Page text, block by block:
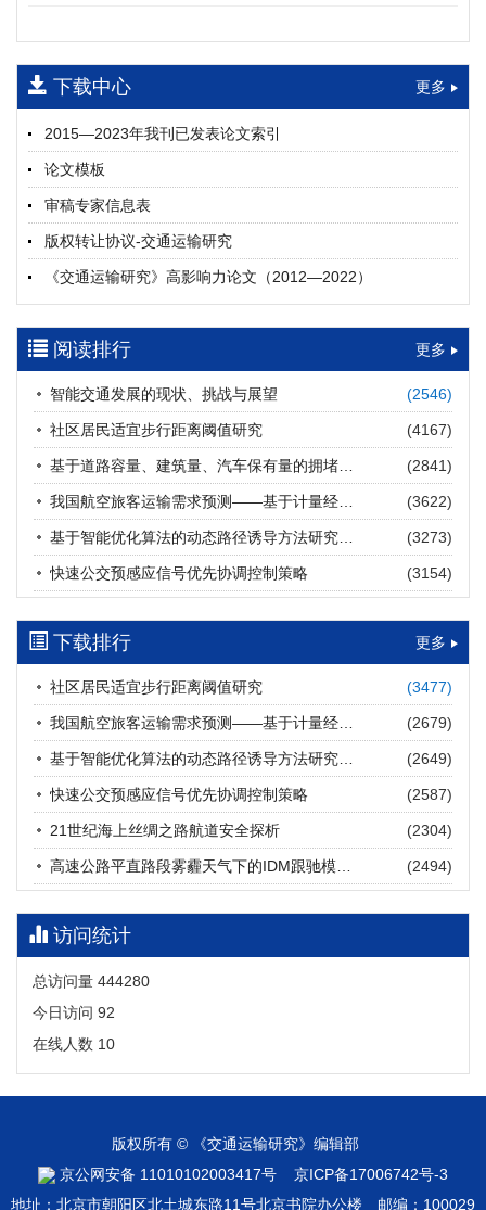
师瑞峰, 程龙飞, 张凌志, 王亚彬, 刘状壮
2026, 12(3): 137-150.https://doi.org/10.16503/j.cnki.2095-
9931.2026.03.011
摘要 (16) HTML(14)
基于TimeXer模型的高速公路服务区充电负荷预测
孙偲赫, 宋国华, 朱子俊, 范鹏飞, 石莹
2026, 12(3): 151-162.
9931.2026.03.012
摘要 (21) HTML(21)
多层能源供给网络下高速公路系统韧性提升方法
郝泉霖, 兰富安, 赖波, 陈立栋, 宋志英, 郑帅
2026, 12(3): 163-175.https://doi.org/10.16503/j.cnki.2095-
9931.2026.03.013
摘要 (16) HTML(14)
道路建养运通用碳核算方法及应用
王元庆, 王皎, 刘圆圆, 于谦, 刘聂旸子, 杨诗雨
2026, 12(3): 176-189.https://doi.org/10.16503/j.cnki.2095-
9931.2026.03.014
摘要 (14) HTML(14)
西部陆海新通道氢走廊建设对交通运输领域低碳转型的推动作
用
罗文格, 黄承锋, 关海长
2026, 12(3): 190-201.https://doi.org/10.16503/j.cnki.2095-
9931.2026.03.015
摘要 (24) HTML(23)
交能融合背景下零碳货运走廊利益主体的策略演化与影响因素
张海涛, 姚琛, 唐治豪, 谢明辉, 王元庆
2026, 12(3): 202-216.https://doi.org/10.16503/j.cnki.2095-
9931.2026.03.016
摘要 (20) HTML(18)
下载中心 更多
2015—2023年我刊已发表论文索引
论文模板
审稿专家信息表
版权转让协议-交通运输研究
《交通运输研究》高影响力论文（2012—2022）
中英文摘要撰写规范及样例
阅读排行 更多
智能交通发展的现状、挑战与展望 (2546)
社区居民适宜步行距离阈值研究 (4167)
(2841)
(3622)
(3273)
快速公交预感应信号优先协调控制策略 (3154)
下载排行 更多
社区居民适宜步行距离阈值研究 (3477)
(2679)
(2649)
快速公交预感应信号优先协调控制策略 (2587)
21世纪海上丝绸之路航道安全探析 (2304)
(2494)
访问统计
总访问量 444280
今日访问 92
在线人数 10
版权所有 © 《交通运输研究》编辑部
京公网安备 11010102003417号
京ICP备17006742号-3
地址：北京市朝阳区北土城东路11号北京书院办公楼 邮编：100029